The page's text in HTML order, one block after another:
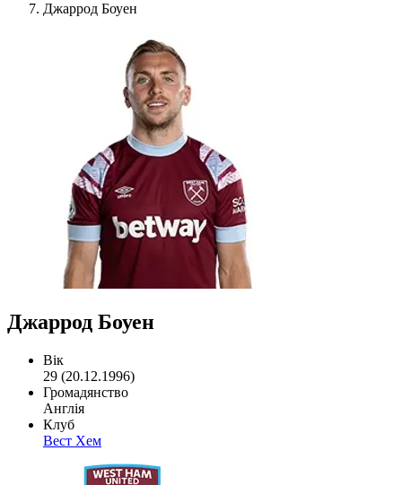
Джаррод Боуен
Джаррод Боуен
Вік
29 (20.12.1996)
Громадянство
Англія
Клуб
Вест Хем